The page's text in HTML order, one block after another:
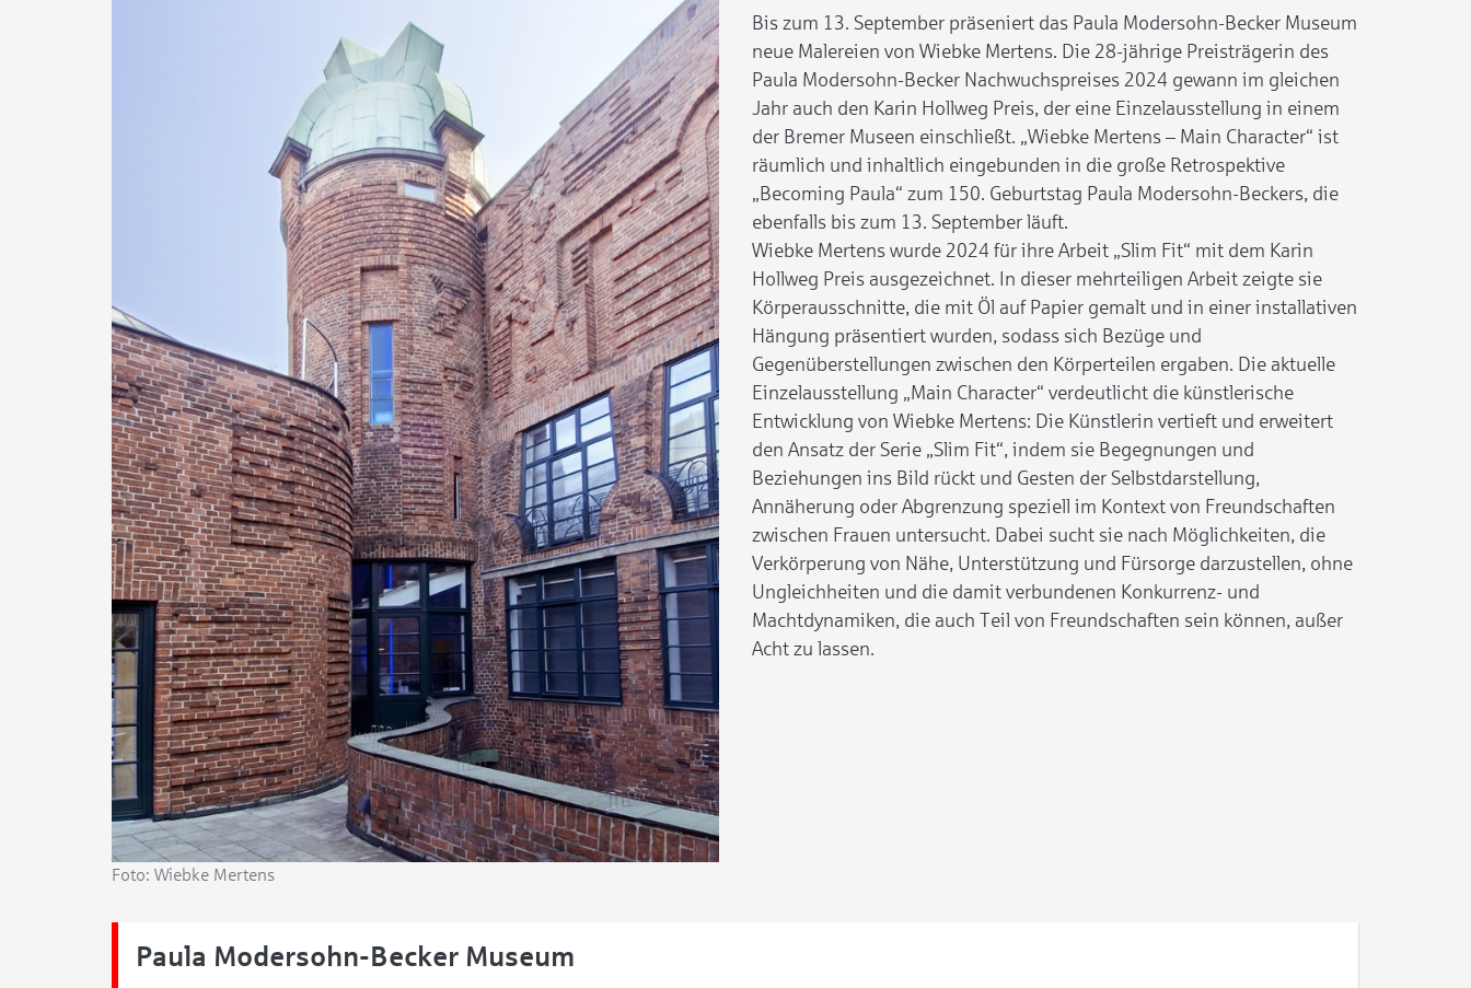
Foto: Wiebke Mertens
Bis zum 13. September präseniert das Paula Modersohn-Becker Museum
neue Malereien von Wiebke Mertens. Die 28-jährige Preisträgerin des
Paula Modersohn-Becker Nachwuchspreises 2024 gewann im gleichen
Jahr auch den Karin Hollweg Preis, der eine Einzelausstellung in einem
der Bremer Museen einschließt. „Wiebke Mertens – Main Character“ ist
räumlich und inhaltlich eingebunden in die große Retrospektive
„Becoming Paula“ zum 150. Geburtstag Paula Modersohn-Beckers, die
ebenfalls bis zum 13. September läuft.
Wiebke Mertens wurde 2024 für ihre Arbeit „Slim Fit“ mit dem Karin
Hollweg Preis ausgezeichnet. In dieser mehrteiligen Arbeit zeigte sie
Körperausschnitte, die mit Öl auf Papier gemalt und in einer installativen
Hängung präsentiert wurden, sodass sich Bezüge und
Gegenüberstellungen zwischen den Körperteilen ergaben. Die aktuelle
Einzelausstellung „Main Character“ verdeutlicht die künstlerische
Entwicklung von Wiebke Mertens: Die Künstlerin vertieft und erweitert
den Ansatz der Serie „Slim Fit“, indem sie Begegnungen und
Beziehungen ins Bild rückt und Gesten der Selbstdarstellung,
Annäherung oder Abgrenzung speziell im Kontext von Freundschaften
zwischen Frauen untersucht. Dabei sucht sie nach Möglichkeiten, die
Verkörperung von Nähe, Unterstützung und Fürsorge darzustellen, ohne
Ungleichheiten und die damit verbundenen Konkurrenz- und
Machtdynamiken, die auch Teil von Freundschaften sein können, außer
Acht zu lassen.
Paula Modersohn-Becker Museum